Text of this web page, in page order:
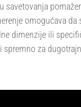
savetovanja
omogućava
dimenzije ili
spremno za